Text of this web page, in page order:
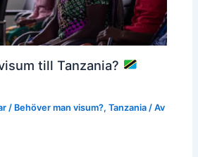
till Tanzania?
/ Behöver man visum?,Tanzania / Av